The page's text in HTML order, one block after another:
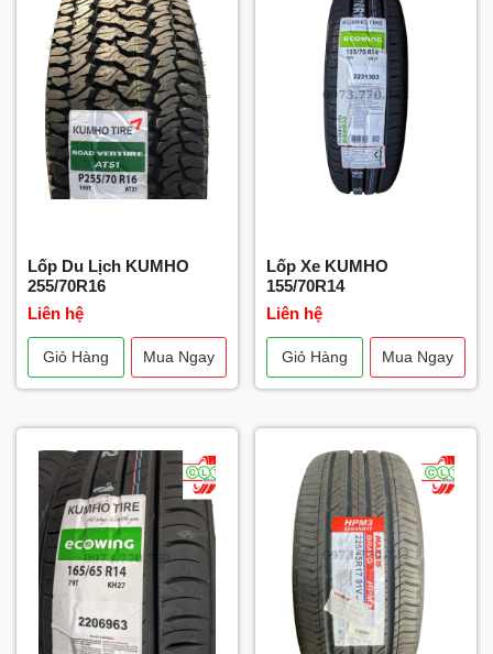
Lốp Du Lịch KUMHO
255/70R16
Liên hệ
Giỏ Hàng Mua Ngay
Lốp Xe KUMHO
155/70R14
Liên hệ
Giỏ Hàng Mua Ngay